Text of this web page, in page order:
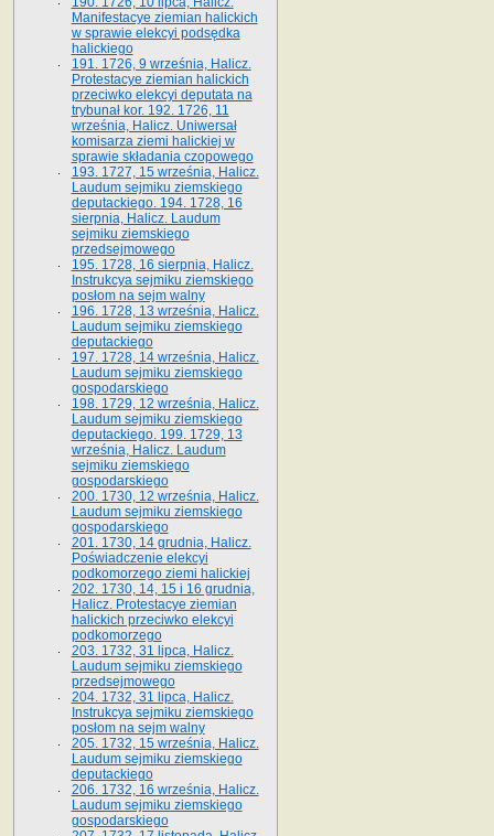
Manifestacye ziemian halickich
w sprawie elekcyi podsędka
halickiego
191. 1726, 9 września, Halicz.
Protestacye ziemian halickich
przeciwko elekcyi deputata na
trybunał kor. 192. 1726, 11
września, Halicz. Uniwersał
komisarza ziemi halickiej w
sprawie składania czopowego
193. 1727, 15 września, Halicz.
Laudum sejmiku ziemskiego
deputackiego. 194. 1728, 16
sierpnia, Halicz. Laudum
sejmiku ziemskiego
przedsejmowego
195. 1728, 16 sierpnia, Halicz.
Instrukcya sejmiku ziemskiego
posłom na sejm walny
196. 1728, 13 września, Halicz.
Laudum sejmiku ziemskiego
deputackiego
197. 1728, 14 września, Halicz.
Laudum sejmiku ziemskiego
gospodarskiego
198. 1729, 12 września, Halicz.
Laudum sejmiku ziemskiego
deputackiego. 199. 1729, 13
września, Halicz. Laudum
sejmiku ziemskiego
gospodarskiego
200. 1730, 12 września, Halicz.
Laudum sejmiku ziemskiego
gospodarskiego
201. 1730, 14 grudnia, Halicz.
Poświadczenie elekcyi
podkomorzego ziemi halickiej
202. 1730, 14, 15 i 16 grudnia,
Halicz. Protestacye ziemian
halickich przeciwko elekcyi
podkomorzego
203. 1732, 31 lipca, Halicz.
Laudum sejmiku ziemskiego
przedsejmowego
204. 1732, 31 lipca, Halicz.
Instrukcya sejmiku ziemskiego
posłom na sejm walny
205. 1732, 15 września, Halicz.
Laudum sejmiku ziemskiego
deputackiego
206. 1732, 16 września, Halicz.
Laudum sejmiku ziemskiego
gospodarskiego